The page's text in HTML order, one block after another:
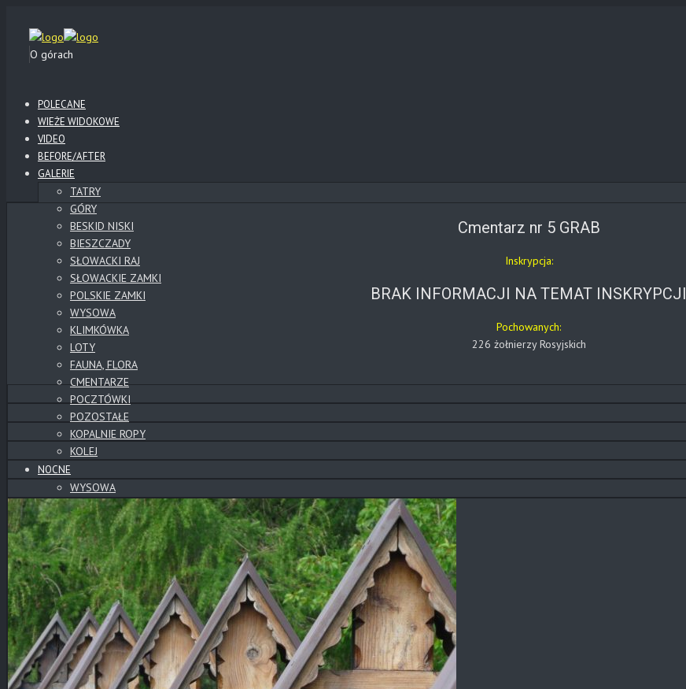
O górach
POLECANE
WIEŻE WIDOKOWE
VIDEO
BEFORE/AFTER
GALERIE
TATRY
GÓRY
BESKID NISKI
BIESZCZADY
SŁOWACKI RAJ
SŁOWACKIE ZAMKI
POLSKIE ZAMKI
WYSOWA
KLIMKÓWKA
LOTY
FAUNA, FLORA
CMENTARZE
POCZTÓWKI
POZOSTAŁE
KOPALNIE ROPY
KOLEJ
NOCNE
WYSOWA
GORLICE
CMENTARZE
POZOSTAŁE
PANORAMY
PANORAMY CYLINDRYCZNE
CMENTARZE
SŁOWACKIE ZAMKI
WYSOWA
BESKID NISKI
GÓRY
TATRY
Cmentarz nr 5 GRAB
Inskrypcja:
BRAK INFORMACJI NA TEMAT INSKRYPCJI
Pochowanych:
226 żołnierzy Rosyjskich